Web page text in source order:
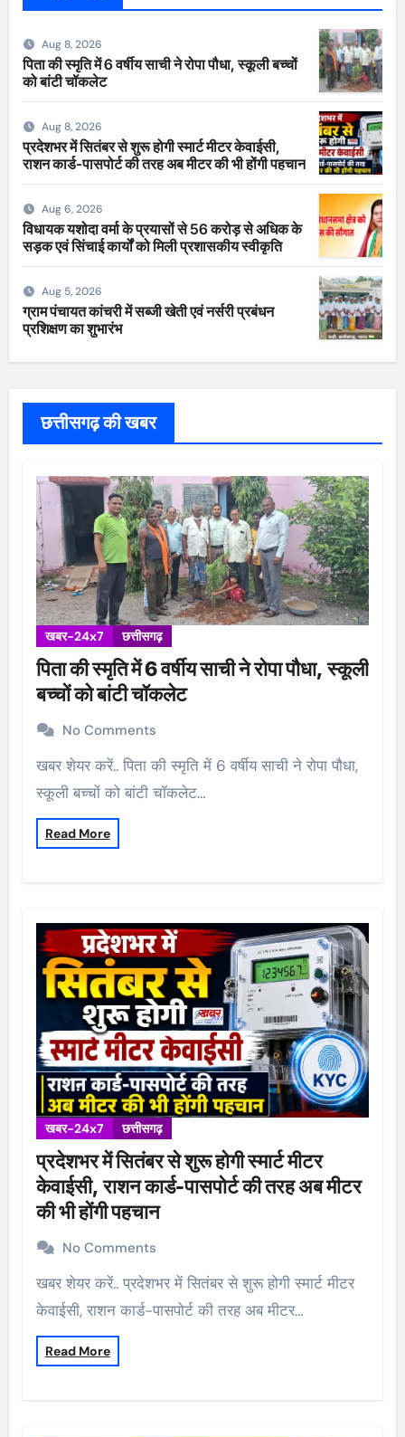
Aug 8, 2026
पिता की स्मृति में 6 वर्षीय साची ने रोपा पौधा, स्कूली बच्चों
को बांटी चॉकलेट
Aug 8, 2026
प्रदेशभर में सितंबर से शुरू होगी स्मार्ट मीटर केवाईसी,
राशन कार्ड-पासपोर्ट की तरह अब मीटर की भी होंगी पहचान
Aug 6, 2026
विधायक यशोदा वर्मा के प्रयासों से 56 करोड़ से अधिक के
सड़क एवं सिंचाई कार्यों को मिली प्रशासकीय स्वीकृति
Aug 5, 2026
ग्राम पंचायत कांचरी में सब्जी खेती एवं नर्सरी प्रबंधन
प्रशिक्षण का शुभारंभ
छत्तीसगढ़ की खबर
खबर-24x7 छत्तीसगढ़
पिता की स्मृति में 6 वर्षीय साची ने रोपा पौधा, स्कूली
बच्चों को बांटी चॉकलेट
No Comments
खबर शेयर करें.. पिता की स्मृति में 6 वर्षीय साची ने रोपा पौधा,
स्कूली बच्चों को बांटी चॉकलेट…
Read More
खबर-24x7 छत्तीसगढ़
प्रदेशभर में सितंबर से शुरू होगी स्मार्ट मीटर
केवाईसी, राशन कार्ड-पासपोर्ट की तरह अब मीटर
की भी होंगी पहचान
No Comments
खबर शेयर करें.. प्रदेशभर में सितंबर से शुरू होगी स्मार्ट मीटर
केवाईसी, राशन कार्ड-पासपोर्ट की तरह अब मीटर…
Read More